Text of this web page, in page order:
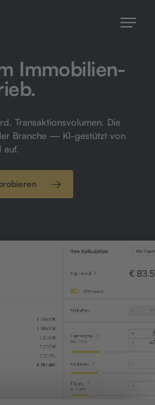
Menu
Immobilien-
Transaktionsvolumen. Die
Branche — KI-gestützt von
auf.